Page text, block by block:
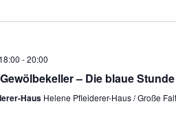
-20:00
– Die blaue Stunde
Haus Helene Pfleiderer-Haus / Große